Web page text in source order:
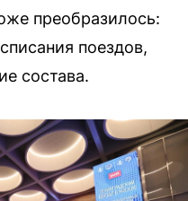
преобразилось:
поездов,
состава.